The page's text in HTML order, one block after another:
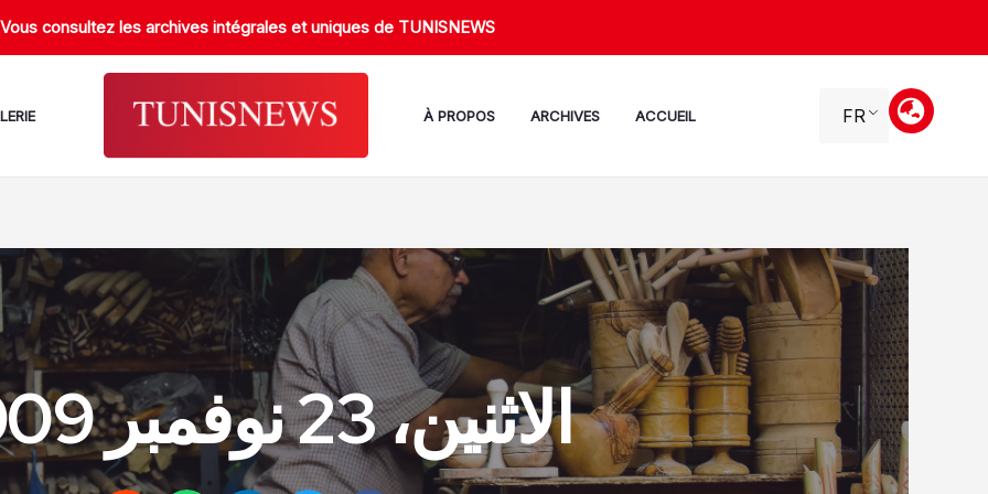
Vous consultez les archives intégrales et uniques de TUNISNEWS
FR
ACCUEIL
ARCHIVES
À PROPOS
الاثنين، 23 نوفمبر 2009